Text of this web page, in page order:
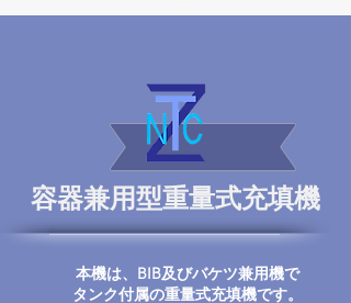
容器兼用型重量式充填機
本機は、BIB及びバケツ兼用機で
タンク付属の​重量式充填機です。